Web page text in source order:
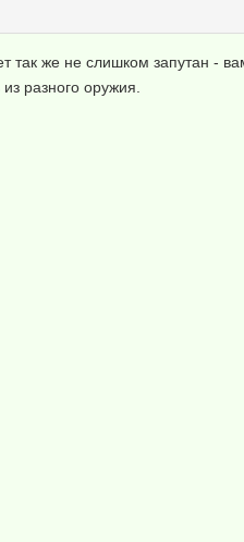
же не слишком запутан -
разного оружия.